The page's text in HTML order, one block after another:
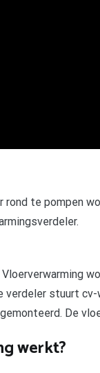
te pompen
verdeler stuurt
De
werkt?